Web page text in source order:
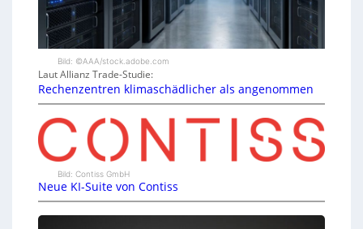
Bild: ©AAA/stock.adobe.com
Laut Allianz Trade-Studie:
Rechenzentren klimaschädlicher als angenommen
Bild: Contiss GmbH
Neue KI-Suite von Contiss